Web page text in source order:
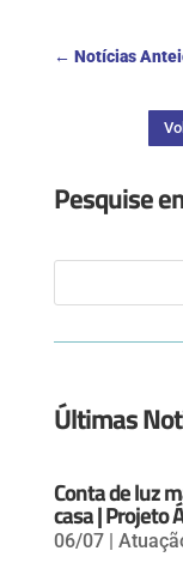
← Notícias
Pesquise
Últimas
Conta de luz
casa | Projeto
06/07|